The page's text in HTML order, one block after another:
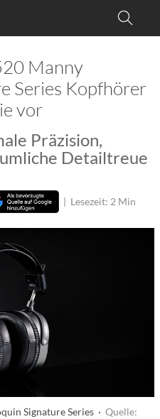
Manny
Series Kopfhörer
vor
Präzision,
Detailtreue
| Lesezeit: 2 Min
Signature Series · Quelle: